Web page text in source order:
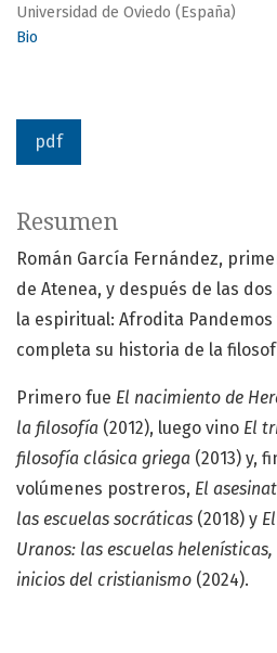
Universidad de Oviedo (España)
Bio
pdf
Resumen
Román García Fernández,
de Atenea, y después de las
la espiritual: Afrodita
completa su historia de la
Primero fue El nacimiento de
la filosofía (2012), luego vino El
filosofía clásica griega (2013) y,
volúmenes postreros, El
las escuelas socráticas (2018) y
Uranos: las escuelas
inicios del cristianismo (2024).